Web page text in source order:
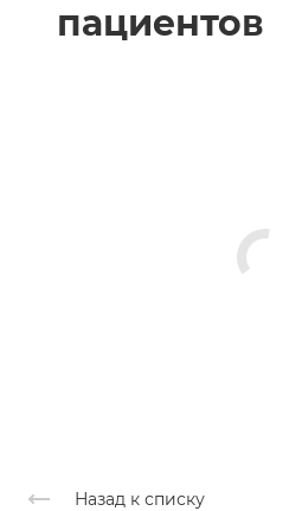
пациентов
Назад к списку